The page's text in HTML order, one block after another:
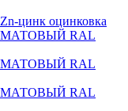
цинк оцинковка
МАТОВЫЙ RAL
МАТОВЫЙ RAL
МАТОВЫЙ RAL